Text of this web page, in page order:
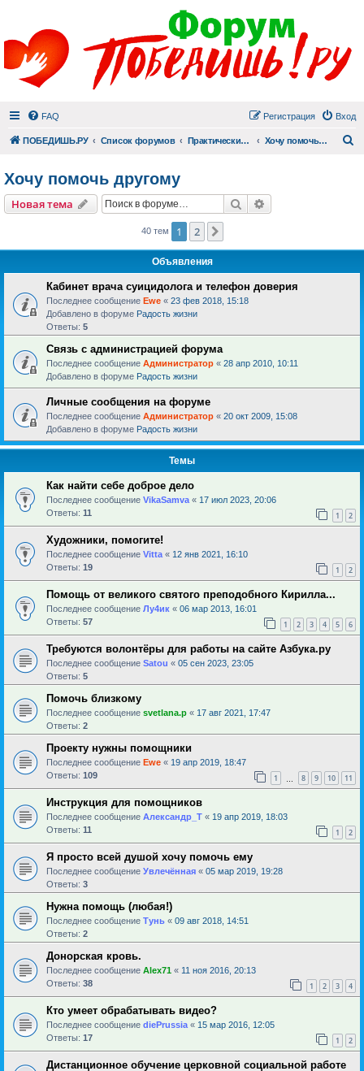
FAQ Вход
Регистрация
ПОБЕДИШЬ.РУ Список форумов Практический раздел Хочу помочь другому
Хочу помочь другому
Новая тема Поиск
40 тем 1 2
Объявления
Кабинет врача суицидолога и телефон доверия
Последнее сообщение Ewe « 23 фев 2018, 15:18
Добавлено в форуме Радость жизни
Ответы: 5
Связь с администрацией форума
Последнее сообщение Администратор « 28 апр 2010, 10:11
Добавлено в форуме Радость жизни
Личные сообщения на форуме
Последнее сообщение Администратор « 20 окт 2009, 15:08
Добавлено в форуме Радость жизни
Темы
Как найти себе доброе дело
Последнее сообщение VikaSamva « 17 июл 2023, 20:06
Ответы: 11 1 2
Художники, помогите!
Последнее сообщение Vitta « 12 янв 2021, 16:10
Ответы: 19 1 2
Помощь от великого святого преподобного Кирилла...
Последнее сообщение Лу4ик « 06 мар 2013, 16:01
Ответы: 57 1 2 3 4 5 6
Требуются волонтёры для работы на сайте Азбука.ру
Последнее сообщение Satou « 05 сен 2023, 23:05
Ответы: 5
Помочь близкому
Последнее сообщение svetlana.p « 17 авг 2021, 17:47
Ответы: 2
Проекту нужны помощники
Последнее сообщение Ewe « 19 апр 2019, 18:47
Ответы: 109 1 8 9 10 11
Инструкция для помощников
Последнее сообщение Александр_Т « 19 апр 2019, 18:03
Ответы: 11 1 2
Я просто всей душой хочу помочь ему
Последнее сообщение Увлечённая « 05 мар 2019, 19:28
Ответы: 3
Нужна помощь (любая!)
Последнее сообщение Тунь « 09 авг 2018, 14:51
Ответы: 2
Донорская кровь.
Последнее сообщение Alex71 « 11 ноя 2016, 20:13
Ответы: 38 1 2 3 4
Кто умеет обрабатывать видео?
Последнее сообщение diePrussia « 15 мар 2016, 12:05
Ответы: 17 1 2
Дистанционное обучение церковной социальной работе